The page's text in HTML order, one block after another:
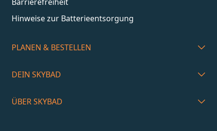
Hinweise zur Batterieentsorgung
PLANEN & BESTELLEN
DEIN SKYBAD
ÜBER SKYBAD